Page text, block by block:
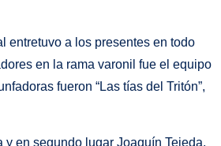
entretuvo a los presentes en todo
en la rama varonil fue el equipo
fueron “Las tías del Tritón”,
y en segundo lugar Joaquín Tejeda,